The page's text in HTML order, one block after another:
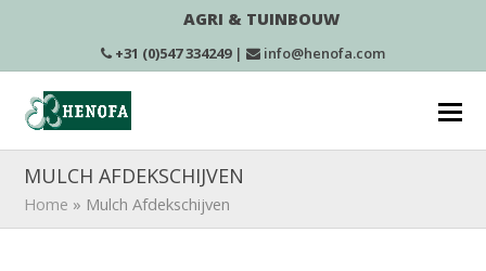
AGRI & TUINBOUW
+31 (0)547 334249| info@henofa.com
MULCH AFDEKSCHIJVEN
Home » Mulch Afdekschijven